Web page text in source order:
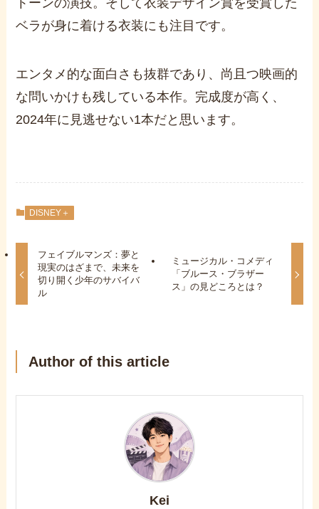
トーンの演技。そして衣装デザイン賞を受賞した
ベラが身に着ける衣装にも注目です。
エンタメ的な面白さも抜群であり、尚且つ映画的
な問いかけも残している本作。完成度が高く、
2024年に見逃せない1本だと思います。
DISNEY＋
フェイブルマンズ：夢と
現実のはざまで、未来を
切り開く少年のサバイバ
ル
ミュージカル・コメディ
「ブルース・ブラザー
ス」の見どころとは？
Author of this article
Kei